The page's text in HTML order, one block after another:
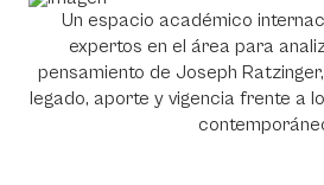
Un espacio académico
expertos en el área para
pensamiento de Joseph
legado, aporte y vigencia frente a